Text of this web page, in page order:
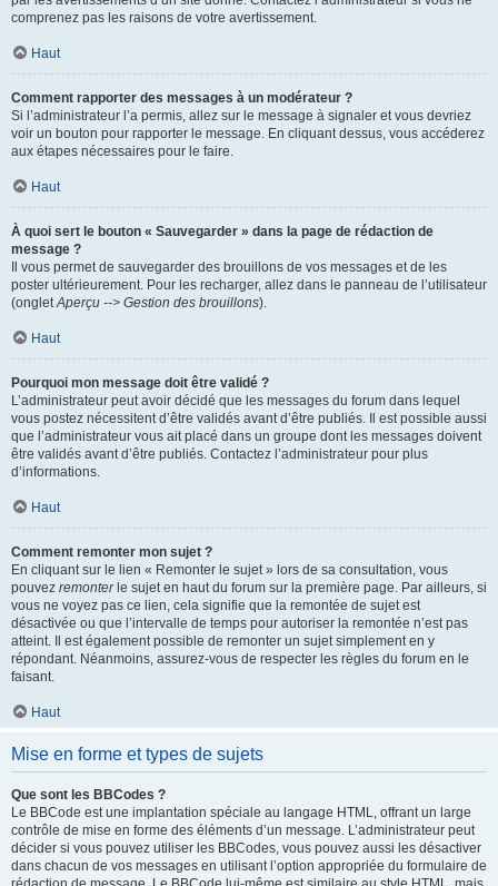
comprenez pas les raisons de votre avertissement.
Haut
Comment rapporter des messages à un modérateur ?
Si l’administrateur l’a permis, allez sur le message à signaler et vous devriez
voir un bouton pour rapporter le message. En cliquant dessus, vous accéderez
aux étapes nécessaires pour le faire.
Haut
À quoi sert le bouton « Sauvegarder » dans la page de rédaction de
message ?
Il vous permet de sauvegarder des brouillons de vos messages et de les
poster ultérieurement. Pour les recharger, allez dans le panneau de l’utilisateur
(ongletAperçu --> Gestion des brouillons).
Haut
Pourquoi mon message doit être validé ?
L’administrateur peut avoir décidé que les messages du forum dans lequel
vous postez nécessitent d’être validés avant d’être publiés. Il est possible aussi
que l’administrateur vous ait placé dans un groupe dont les messages doivent
être validés avant d’être publiés. Contactez l’administrateur pour plus
d’informations.
Haut
Comment remonter mon sujet ?
En cliquant sur le lien « Remonter le sujet » lors de sa consultation, vous
pouvez remonterle sujet en haut du forum sur la première page. Par ailleurs, si
vous ne voyez pas ce lien, cela signifie que la remontée de sujet est
désactivée ou que l’intervalle de temps pour autoriser la remontée n’est pas
atteint. Il est également possible de remonter un sujet simplement en y
répondant. Néanmoins, assurez-vous de respecter les règles du forum en le
faisant.
Haut
Mise en forme et types de sujets
Que sont les BBCodes ?
Le BBCode est une implantation spéciale au langage HTML, offrant un large
contrôle de mise en forme des éléments d’un message. L’administrateur peut
décider si vous pouvez utiliser les BBCodes, vous pouvez aussi les désactiver
dans chacun de vos messages en utilisant l’option appropriée du formulaire de